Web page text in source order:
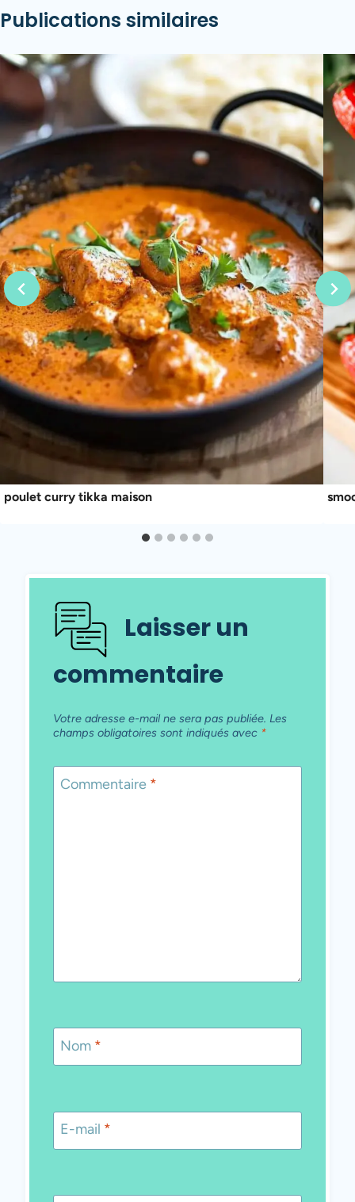
Publications similaires
poulet curry tikka maison
Laisser un
commentaire
Votre adresse e-mail ne sera pas publiée. Les
champs obligatoires sont indiqués avec *
Commentaire *
Nom *
E-mail *